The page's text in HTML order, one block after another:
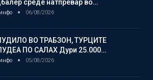
среде натпревар во…
06/08/2026
ВО ТРАБЗОН, ТУРЦИТЕ
ПО САЛАХ Дури 25.000…
05/08/2026